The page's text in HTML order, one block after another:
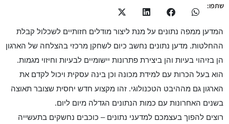
שתפו:
המדען ממפה נתונים על מנת ליצור מודלים חזותיים לשכלול קבלת
ההחלטות. מדען נתונים נחשב כיום לשחקן מרכזי בהצלחה של הארגון
הן בזיהוי בעיות והן ביצירת פתרונות יישומיים לבעיות וחיזוי מגמות.
הוא בעל הכרות עם למידת מכונה וכן בינה עסקית ויכול לקדם את
הארגון גם מההיבט הטכנולוגי. זהו מקצוע חדש יחסית שצובר תאוצה
בשנים האחרונות עם כמות הנתונים הגדלה מיום ליום.
רוצים להפוך בעצמכם למדעני נתונים – כוכבים נחשקים בתעשייה